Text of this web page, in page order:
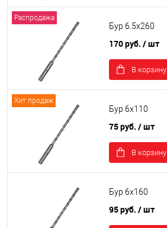
Распродажа
Бур 6.5х260
170 руб. / шт
В корзину
Хит продаж
Бур 6х110
75 руб. / шт
В корзину
Бур 6х160
95 руб. / шт